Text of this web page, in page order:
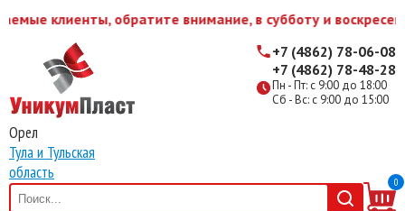
клиенты, обратите внимание, в субботу и
Орел
Тула и Тульская
область
Пн - Пт: с 9:00 до 18:00
Сб - Вс: с 9:00 до 15:00
+7 (4862) 78-06-08
+7 (4862) 78-48-28
0